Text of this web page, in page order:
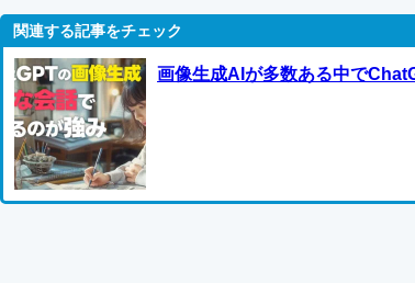
画像生成AIが多数ある中で